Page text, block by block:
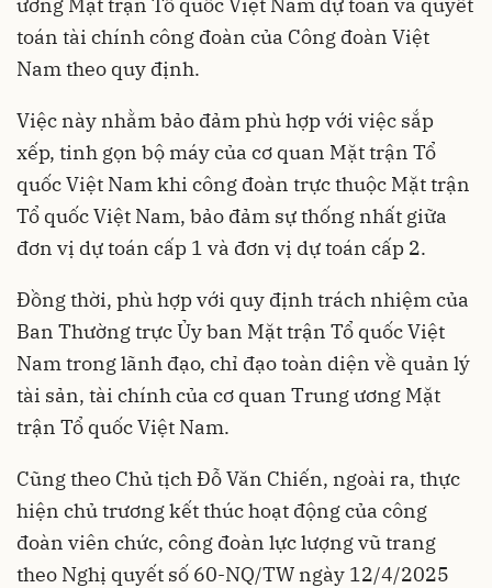
toán tài chính công đoàn của Công đoàn Việt
Nam theo quy định.
Việc này nhằm bảo đảm phù hợp với việc sắp
xếp, tinh gọn bộ máy của cơ quan Mặt trận Tổ
quốc Việt Nam khi công đoàn trực thuộc Mặt trận
Tổ quốc Việt Nam, bảo đảm sự thống nhất giữa
đơn vị dự toán cấp 1 và đơn vị dự toán cấp 2.
Đồng thời, phù hợp với quy định trách nhiệm của
Ban Thường trực Ủy ban Mặt trận Tổ quốc Việt
Nam trong lãnh đạo, chỉ đạo toàn diện về quản lý
tài sản, tài chính của cơ quan Trung ương Mặt
trận Tổ quốc Việt Nam.
Cũng theo Chủ tịch Đỗ Văn Chiến, ngoài ra, thực
hiện chủ trương kết thúc hoạt động của công
đoàn viên chức, công đoàn lực lượng vũ trang
theo Nghị quyết số 60-NQ/TW ngày 12/4/2025